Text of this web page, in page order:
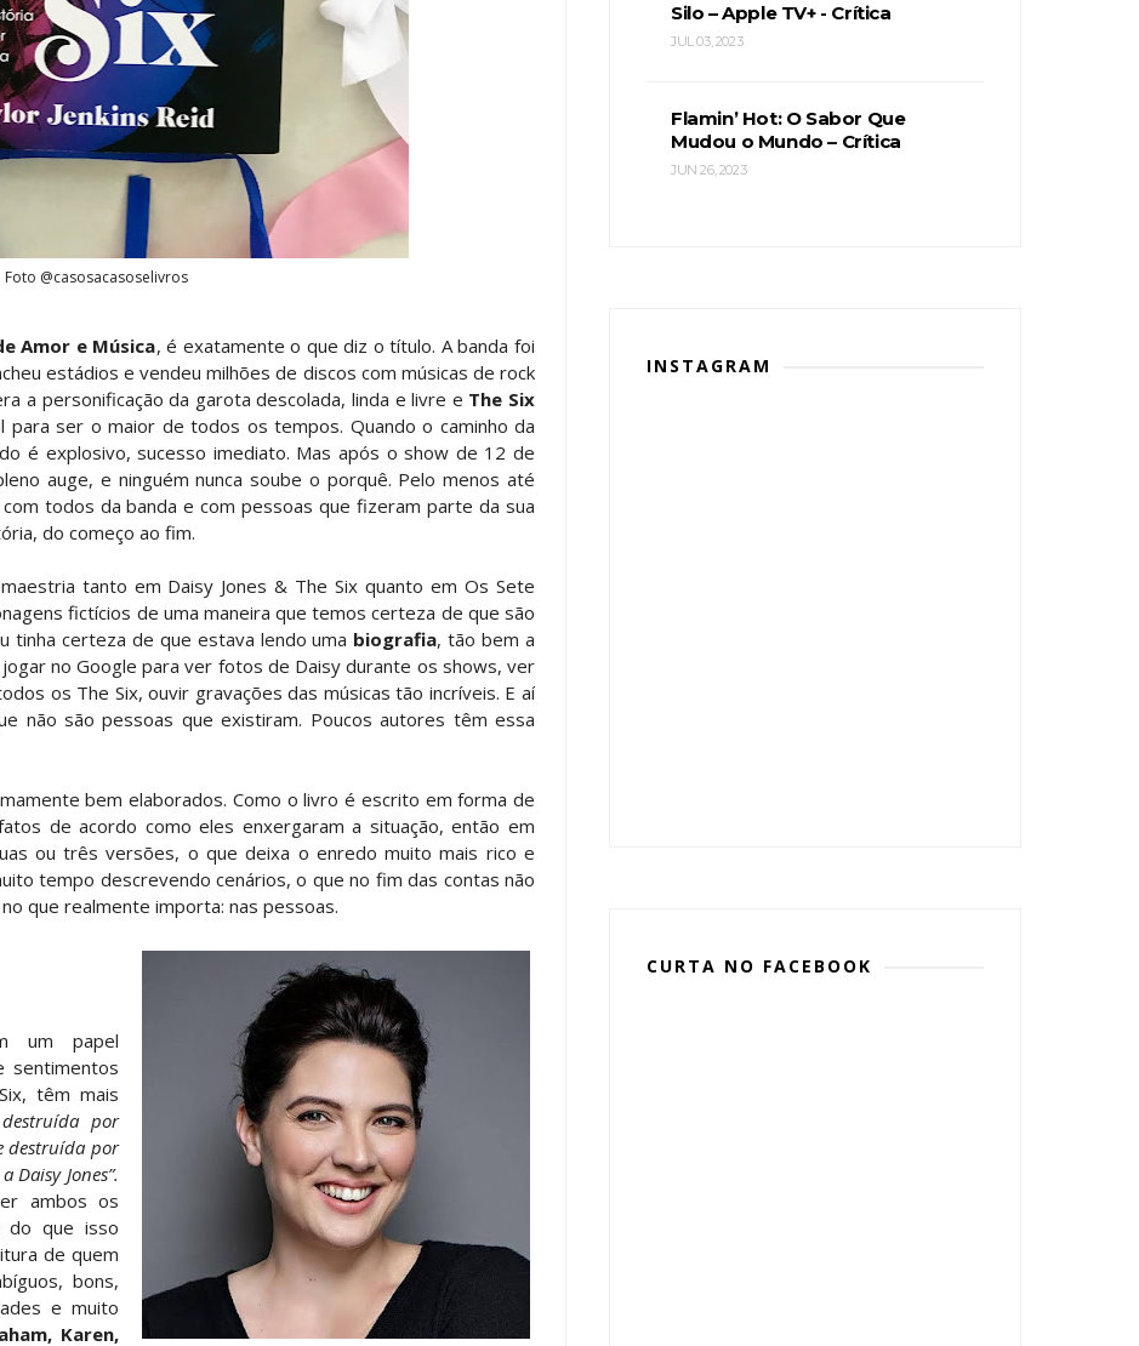
Foto @casosacasoselivros
Amor e Música, é exatamente o que diz o título. A banda foi
estádios e vendeu milhões de discos com músicas de rock
a personificação da garota descolada, linda e livre e The Six
ser o maior de todos os tempos. Quando o caminho da
é explosivo, sucesso imediato. Mas após o show de 12 de
auge, e ninguém nunca soube o porquê. Pelo menos até
todos da banda e com pessoas que fizeram parte da sua
do começo ao fim.
tanto em Daisy Jones & The Six quanto em Os Sete
fictícios de uma maneira que temos certeza de que são
tinha certeza de que estava lendo uma biografia, tão bem a
no Google para ver fotos de Daisy durante os shows, ver
os The Six, ouvir gravações das músicas tão incríveis. E aí
não são pessoas que existiram. Poucos autores têm essa
bem elaborados. Como o livro é escrito em forma de
de acordo como eles enxergaram a situação, então em
ou três versões, o que deixa o enredo muito mais rico e
tempo descrevendo cenários, o que no fim das contas não
que realmente importa: nas pessoas.
um papel
sentimentos
têm mais
por
destruída por
Jones”.
ambos os
do que isso
de quem
bons,
e muito
Karen,
Silo – Apple TV+ - Crítica
JUL 03, 2023
Flamin’ Hot: O Sabor Que
Mudou o Mundo – Crítica
JUN 26, 2023
INSTAGRAM
CURTA NO FACEBOOK